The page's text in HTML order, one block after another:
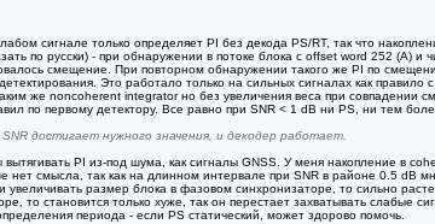
сигнале только определяет PI без декода PS/RT, так что
по русски) - при обнаружении в потоке блока с offset word 252 (A)
смещение. При повторном обнаружении такого же PI по
Это работало только на сильных сигналах как
же noncoherent integrator но без увеличения веса при совпадении
по первому детектору. Все равно при SNR < 1 dB ни PS, ни тем
достигает нужного значения, и декодер работает.
PI из-под шума, как сигналы GNSS. У меня накопление в
смысла, так как на длинном интервале при SNR в районе 0.5 dB
размер блока в фазовом синхронизаторе, то сильно
то становится только хуже, так он перестает захватывать
периода - если PS статический, может здорово помочь.